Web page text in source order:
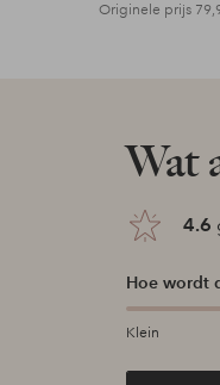
Originele prijs
Wat
4.6
Hoe wordt
Klein